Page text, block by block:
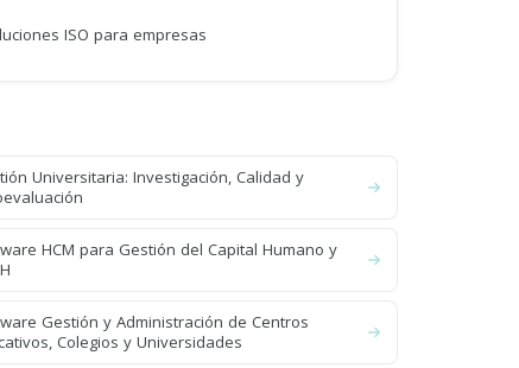
ISO para empresas
Universitaria: Investigación, Calidad y
HCM para Gestión del Capital Humano y
Gestión y Administración de Centros
Colegios y Universidades